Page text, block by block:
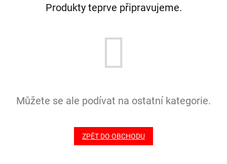
Produkty teprve připravujeme.
Můžete se ale podívat na ostatní kategorie.
ZPĚT DO OBCHODU